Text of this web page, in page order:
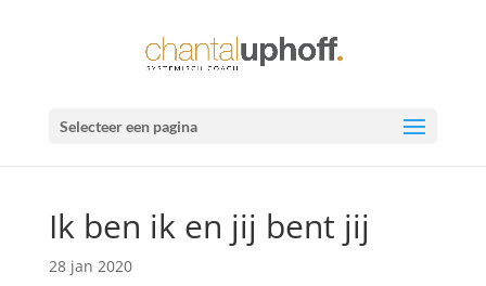
Selecteer een pagina
Ik ben ik en jij bent jij
28 jan 2020